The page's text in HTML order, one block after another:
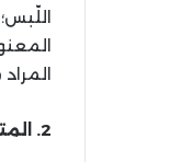
2. المتشابه اللفظي اصطلاحًا